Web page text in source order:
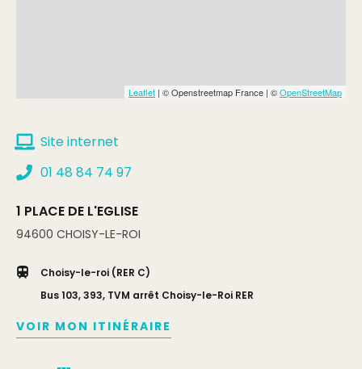
Leaflet | © Openstreetmap France | ©OpenStreetMap
Site internet
01 48 84 74 97
1 PLACE DE L'EGLISE
94600 CHOISY-LE-ROI
Choisy-le-roi (RER C)
Bus 103, 393, TVM arrêt Choisy-le-Roi RER
VOIR MON ITINÉRAIRE